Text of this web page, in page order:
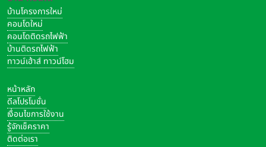
บ้านโครงการใหม่
คอนโดใหม่
คอนโดติดรถไฟฟ้า
บ้านติดรถไฟฟ้า
ทาวน์เฮ้าส์ ทาวน์โฮม
หน้าหลัก
ดีลโปรโมชั่น
เงื่อนไขการใช้งาน
รู้จักเช็คราคา
ติดต่อเรา